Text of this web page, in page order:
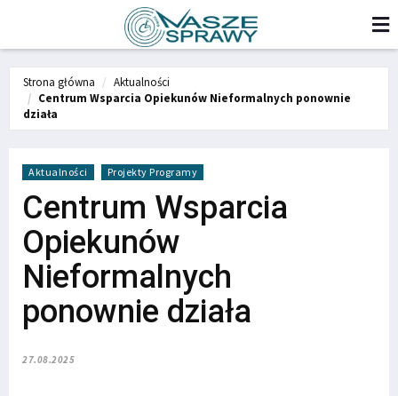
Strona główna
Aktualności
Centrum Wsparcia Opiekunów Nieformalnych ponownie
działa
Aktualności Projekty Programy
Centrum Wsparcia
Opiekunów
Nieformalnych
ponownie działa
27.08.2025